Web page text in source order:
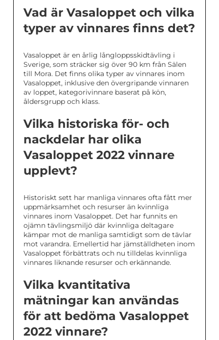
Vad är Vasaloppet och vilka
typer av vinnares finns det?
Vasaloppet är en årlig långloppsskidtävling i
Sverige, som sträcker sig över 90 km från Sälen
till Mora. Det finns olika typer av vinnares inom
Vasaloppet, inklusive den övergripande vinnaren
av loppet, kategorivinnare baserat på kön,
åldersgrupp och klass.
Vilka historiska för- och
nackdelar har olika
Vasaloppet 2022 vinnare
upplevt?
Historiskt sett har manliga vinnares ofta fått mer
uppmärksamhet och resurser än kvinnliga
vinnares inom Vasaloppet. Det har funnits en
ojämn tävlingsmiljö där kvinnliga deltagare
kämpar mot de manliga samtidigt som de tävlar
mot varandra. Emellertid har jämställdheten inom
Vasaloppet förbättrats och nu tilldelas kvinnliga
vinnares liknande resurser och erkännande.
Vilka kvantitativa
mätningar kan användas
för att bedöma Vasaloppet
2022 vinnare?